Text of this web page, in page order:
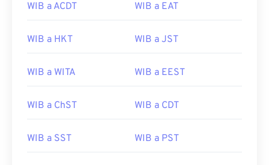
WIB a ACDT WIB a EAT
WIB a HKT WIB a JST
WIB a WITA WIB a EEST
WIB a ChST WIB a CDT
WIB a SST WIB a PST